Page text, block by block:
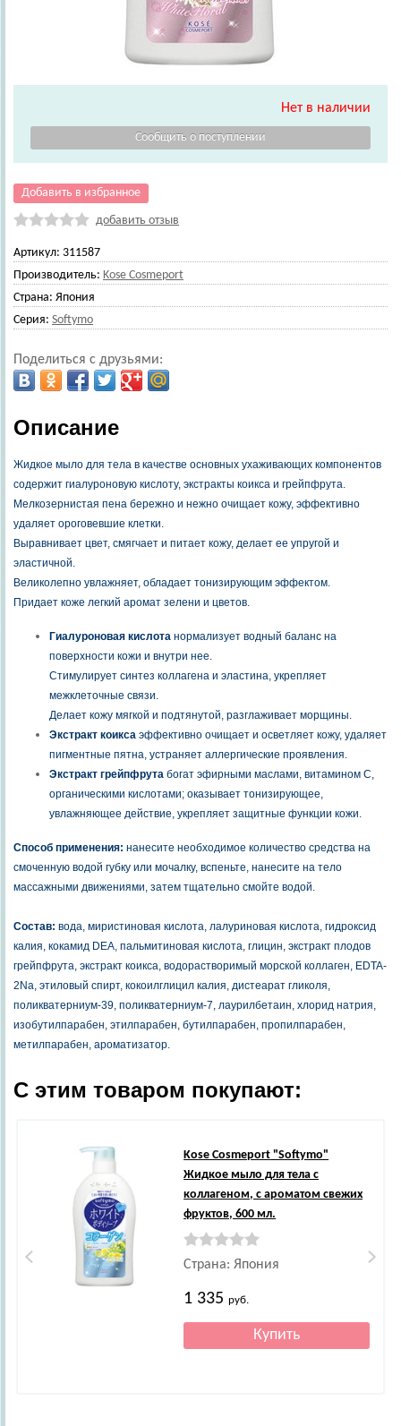
Нет в наличии
Добавить в избранное
добавить отзыв
Артикул: 311587
Производитель: Kose Cosmeport
Страна: Япония
Серия: Softymo
Поделиться с друзьями:
Описание
Жидкое мыло для тела в качестве основных ухаживающих компонентов
содержит гиалуроновую кислоту, экстракты коикса и грейпфрута.
Мелкозернистая пена бережно и нежно очищает кожу, эффективно
удаляет ороговевшие клетки.
Выравнивает цвет, смягчает и питает кожу, делает ее упругой и
эластичной.
Великолепно увлажняет, обладает тонизирующим эффектом.
Придает коже легкий аромат зелени и цветов.
Гиалуроновая кислота нормализует водный баланс на
поверхности кожи и внутри нее.
Стимулирует синтез коллагена и эластина, укрепляет
межклеточные связи.
Делает кожу мягкой и подтянутой, разглаживает морщины.
Экстракт коикса эффективно очищает и осветляет кожу, удаляет
пигментные пятна, устраняет аллергические проявления.
Экстракт грейпфрута богат эфирными маслами, витамином С,
органическими кислотами; оказывает тонизирующее,
увлажняющее действие, укрепляет защитные функции кожи.
Способ применения: нанесите необходимое количество средства на
смоченную водой губку или мочалку, вспеньте, нанесите на тело
массажными движениями, затем тщательно смойте водой.
Состав: вода, миристиновая кислота, лалуриновая кислота, гидроксид
калия, кокамид DEA, пальмитиновая кислота, глицин, экстракт плодов
грейпфрута, экстракт коикса, водорастворимый морской коллаген, EDTA-
2Na, этиловый спирт, кокоилглицил калия, дистеарат гликоля,
поликватерниум-39, поликватерниум-7, лаурилбетаин, хлорид натрия,
изобутилпарабен, этилпарабен, бутилпарабен, пропилпарабен,
метилпарабен, ароматизатор.
С этим товаром покупают:
Kose Cosmeport "Softymo"
Жидкое мыло для тела с
коллагеном, с ароматом свежих
фруктов, 600 мл.
Страна: Япония
1 335руб.